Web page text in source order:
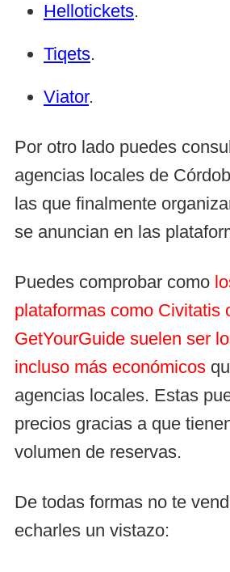
Hellotickets.
Tiqets.
Viator.
Por otro lado puedes
agencias locales de
las que finalmente
se anuncian en las
Puedes comprobar como
plataformas como Civitatis
GetYourGuide suelen ser
incluso más económicos
agencias locales. Estas
precios gracias a que
volumen de reservas.
De todas formas no te
echarles un vistazo: